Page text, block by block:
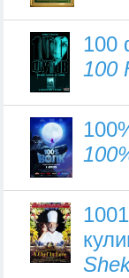
100
100